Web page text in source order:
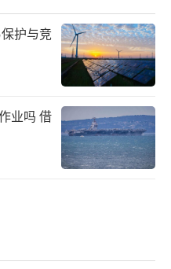
护与竞
业吗 借